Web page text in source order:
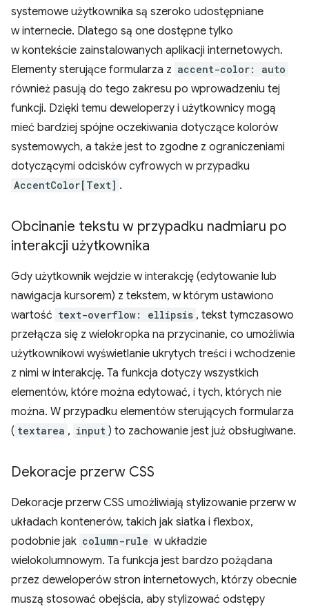
systemowe użytkownika są szeroko udostępniane
w internecie. Dlatego są one dostępne tylko
w kontekście zainstalowanych aplikacji internetowych.
Elementy sterujące formularza z accent-color: auto
również pasują do tego zakresu po wprowadzeniu tej
funkcji. Dzięki temu deweloperzy i użytkownicy mogą
mieć bardziej spójne oczekiwania dotyczące kolorów
systemowych, a także jest to zgodne z ograniczeniami
dotyczącymi odcisków cyfrowych w przypadku
AccentColor[Text] .
Obcinanie tekstu w przypadku nadmiaru po
interakcji użytkownika
Gdy użytkownik wejdzie w interakcję (edytowanie lub
nawigacja kursorem) z tekstem, w którym ustawiono
wartość text-overflow: ellipsis , tekst tymczasowo
przełącza się z wielokropka na przycinanie, co umożliwia
użytkownikowi wyświetlanie ukrytych treści i wchodzenie
z nimi w interakcję. Ta funkcja dotyczy wszystkich
elementów, które można edytować, i tych, których nie
można. W przypadku elementów sterujących formularza
( textarea , input ) to zachowanie jest już obsługiwane.
Dekoracje przerw CSS
Dekoracje przerw CSS umożliwiają stylizowanie przerw w
układach kontenerów, takich jak siatka i flexbox,
podobnie jak column-rule w układzie
wielokolumnowym. Ta funkcja jest bardzo pożądana
przez deweloperów stron internetowych, którzy obecnie
muszą stosować obejścia, aby stylizować odstępy